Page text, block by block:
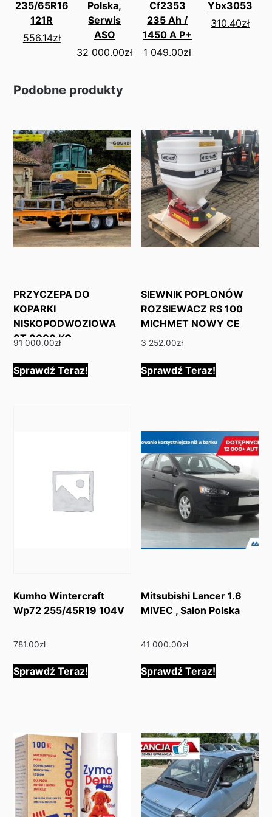
235/65R16
121R
556.14zł
Polska,
Serwis
ASO
32 000.00zł
Cf2353
235 Ah /
1450 A P+
1 049.00zł
Ybx3053
310.40zł
Podobne produkty
PRZYCZEPA DO
KOPARKI
NISKOPODWOZIOWA
8T 8000 KG
91 000.00zł
Sprawdź Teraz!
SIEWNIK POPLONÓW
ROZSIEWACZ RS 100
MICHMET NOWY CE
3 252.00zł
Sprawdź Teraz!
Kumho Wintercraft
Wp72 255/45R19 104V
781.00zł
Sprawdź Teraz!
Mitsubishi Lancer 1.6
MIVEC , Salon Polska
41 000.00zł
Sprawdź Teraz!